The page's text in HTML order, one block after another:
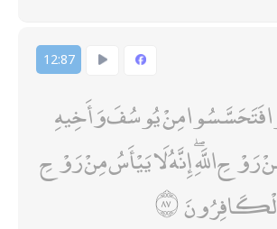
12:87
فَتَحَسَّسُوا مِنْ يُوسُفَ وَأَخِيهِ
رَوْحِ اللَّهِ ۖ إِنَّهُ لَا يَيْأَسُ مِنْ رَوْحِ
الْكَافِرُونَ